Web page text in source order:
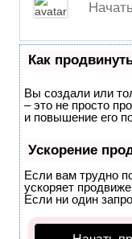
Как
Вы создали или
– это не просто
и повышение его
Ускорение
Если вам трудно
ускоряет
Если ни один